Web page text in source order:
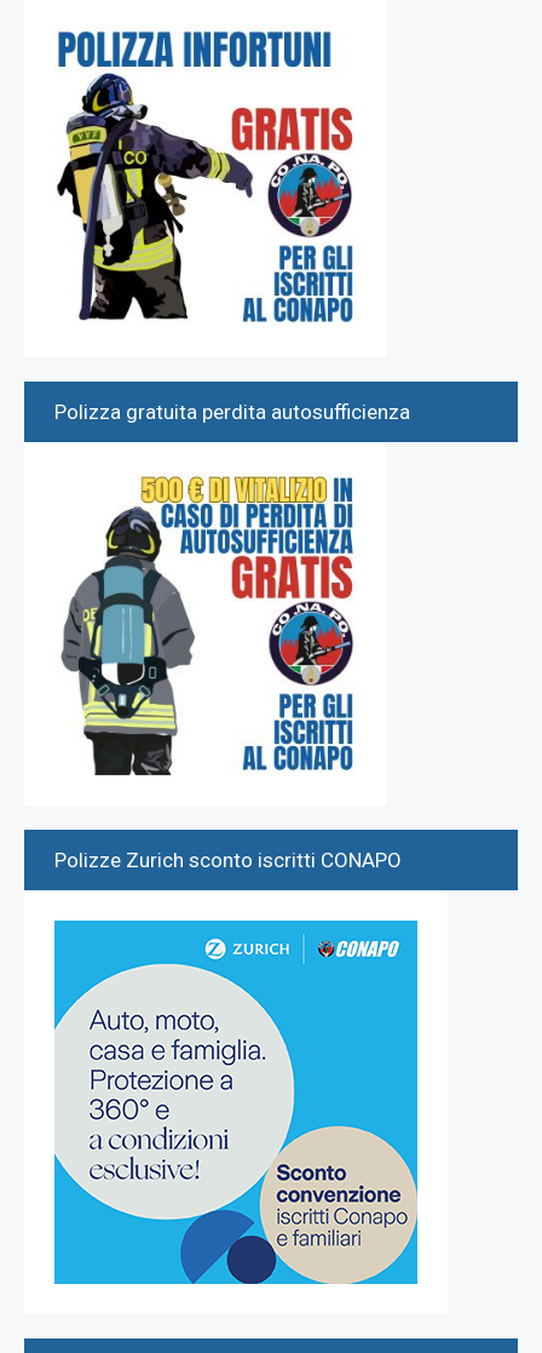
Polizza gratuita perdita autosufficienza
Polizze Zurich sconto iscritti CONAPO